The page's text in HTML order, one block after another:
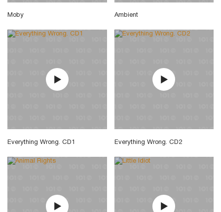
Moby Ambient
Everything Wrong. CD1 Everything Wrong. CD2